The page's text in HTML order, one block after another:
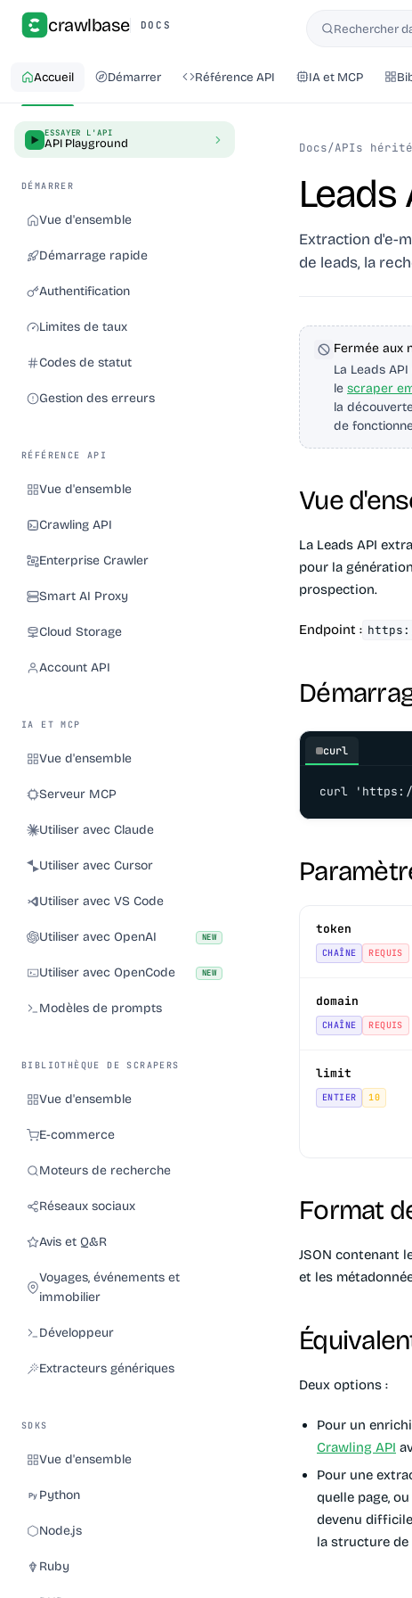
crawlbase DOCS
Rechercher
Rechercher
Accueil Démarrer Référence API IA et MCP
ESSAYER L'API
API Playground
DÉMARRER
Vue d'ensemble
Démarrage rapide
Authentification
Limites de taux
Codes de statut
Gestion des erreurs
RÉFÉRENCE API
Vue d'ensemble
Crawling API
Enterprise Crawler
Smart AI Proxy
Cloud Storage
Account API
IA ET MCP
Vue d'ensemble
Serveur MCP
Utiliser avec Claude
Utiliser avec Cursor
Utiliser avec VS Code
Utiliser avec OpenAI NEW
Utiliser avec OpenCode NEW
Modèles de prompts
BIBLIOTHÈQUE DE SCRAPERS
Vue d'ensemble
E-commerce
Moteurs de recherche
Réseaux sociaux
Avis et Q&R
Voyages, événements et
immobilier
Développeur
Extracteurs génériques
SDKS
Vue d'ensemble
Python
Node.js
Ruby
Docs/APIs
Leads
Extraction d'e-
de leads, la
Fermée aux
La Leads
le scraper
la
de
Vue
La Leads API
pour la
prospection.
Endpoint :
curl
curl 'https://
token
CHAÎNE REQUIS
domain
CHAÎNE REQUIS
limit
ENTIER 10
Format
JSON contenant
et les
Deux options :
Pour un
Crawling API
Pour une
quelle page,
devenu
la structure